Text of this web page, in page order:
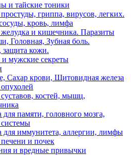
и тайские тоники
гриппа, вирусов, легких.
кровь, лимфа
и кишечника. Паразиты
Головная, Зубная боль.
защита кожи.
мужские секреты
Сахар крови, Щитовидная железа
костей, мышц,
для памяти, головного мозга,
для иммунитета, аллергии, лимфы
и почек
и вредные привычки